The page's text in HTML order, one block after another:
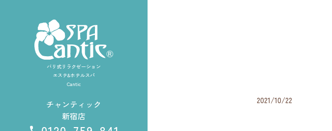
バリ式リラクゼーション
エステ&ホテルスパ
Cantic
チャンティック
新宿店
2021/10/22